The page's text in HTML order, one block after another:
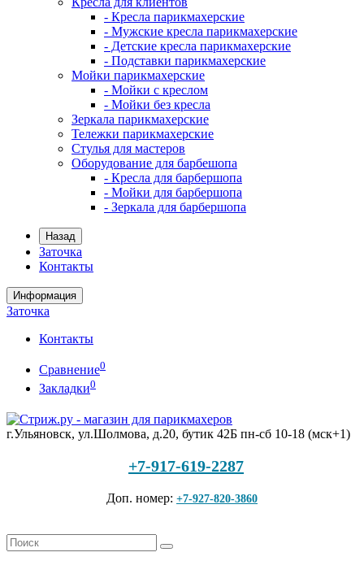
- Кресла парикмахерские
- Мужские кресла парикмахерские
- Детские кресла парикмахерские
- Подставки парикмахерские
Мойки парикмахерские
- Мойки с креслом
- Мойки без кресла
Зеркала парикмахерские
Тележки парикмахерские
Стулья для мастеров
Оборудование для барбешопа
- Кресла для барбершопа
- Мойки для барбершопа
- Зеркала для барбершопа
Назад
Заточка
Контакты
Информация
Заточка
Контакты
Сравнение0
Закладки0
г.Ульяновск, ул.Шолмова, д.20, бутик 42Б пн-сб 10-18 (мск+1)
+7-917-619-2287
Доп. номер: +7-927-820-3860